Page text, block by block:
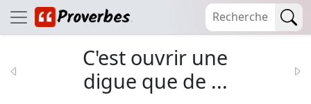
C'est ouvrir une
digue que de ...